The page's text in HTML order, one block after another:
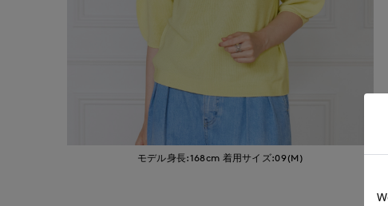
モデル身長:168cm 着用サイズ:09(M)